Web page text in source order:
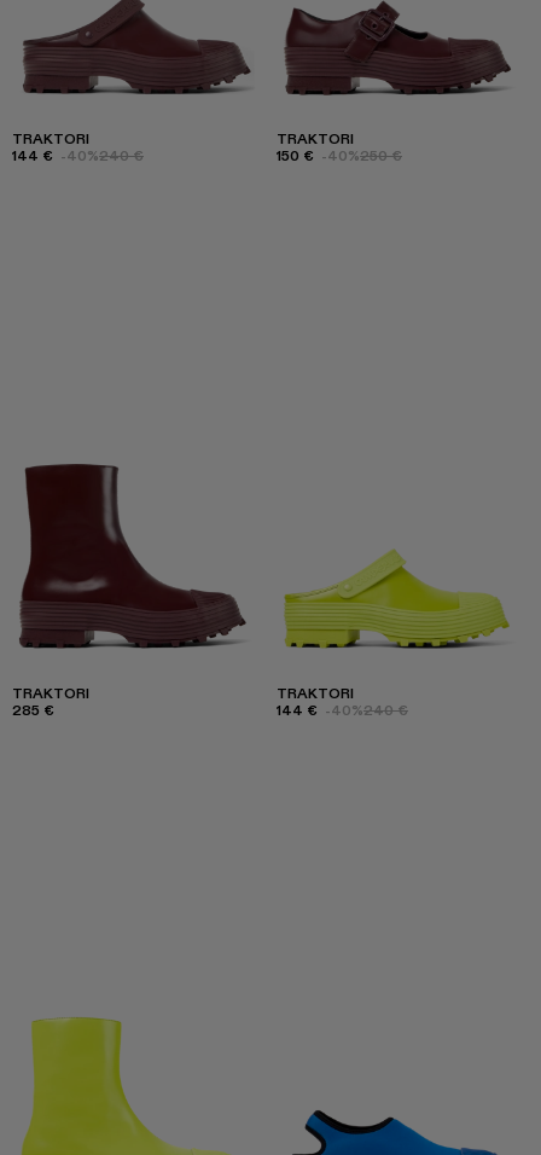
TRAKTORI
144 € -40%240 €
TRAKTORI
150 € -40%250 €
TRAKTORI
285 €
TRAKTORI
144 € -40%240 €